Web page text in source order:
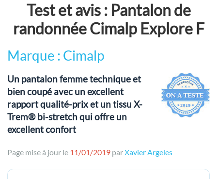
Test et avis : Pantalon de
randonnée Cimalp Explore F
Marque : Cimalp
Un pantalon femme technique et
bien coupé avec un excellent
rapport qualité-prix et un tissu X-
Trem® bi-stretch qui offre un
excellent confort
Page mise à jour le 11/01/2019 parXavier Argeles